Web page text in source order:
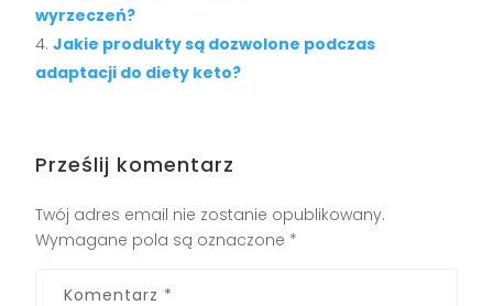
wyrzeczeń?
Jakie produkty są dozwolone podczas
adaptacji do diety keto?
Prześlij komentarz
Twój adres email nie zostanie opublikowany.
Wymagane pola są oznaczone *